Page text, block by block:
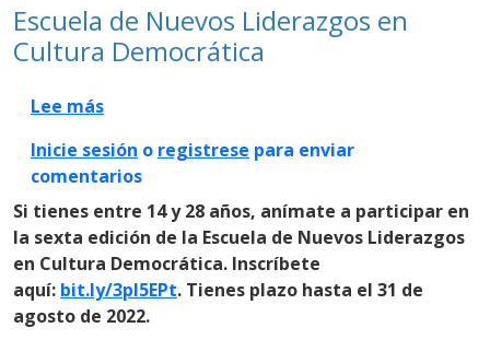
Escuela de Nuevos Liderazgos en
Cultura Democrática
Lee mássobre Escuela de Nuevos Liderazgos en
Inicie sesión o registrese para enviar
comentarios
Si tienes entre 14 y 28 años, anímate a participar en
la sexta edición de la Escuela de Nuevos Liderazgos
en Cultura Democrática. Inscríbete
aquí: bit.ly/3pl5EPt. Tienes plazo hasta el 31 de
agosto de 2022.